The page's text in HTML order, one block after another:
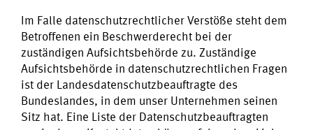
Im Falle datenschutzrechtlicher Verstöße steht dem
Betroffenen ein Beschwerderecht bei der
zuständigen Aufsichtsbehörde zu. Zuständige
Aufsichtsbehörde in datenschutzrechtlichen Fragen
ist der Landesdatenschutzbeauftragte des
Bundeslandes, in dem unser Unternehmen seinen
Sitz hat. Eine Liste der Datenschutzbeauftragten